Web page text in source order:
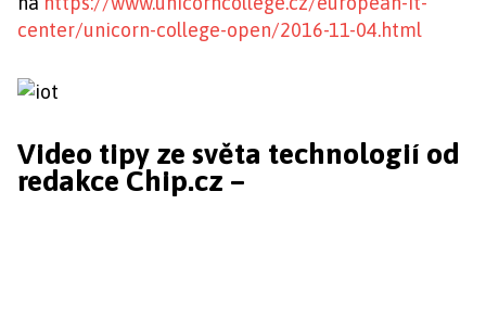
center/unicorn-college-open/2016-11-04.html
Video tipy ze světa technologií od
redakce Chip.cz –